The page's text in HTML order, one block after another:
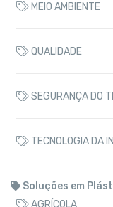
MEIO AMBIENTE
QUALIDADE
SEGURANÇA DO
TECNOLOGIA DA
Soluções em